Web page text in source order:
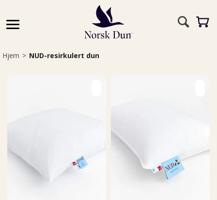
Hjem>NUD-resirkulert dun